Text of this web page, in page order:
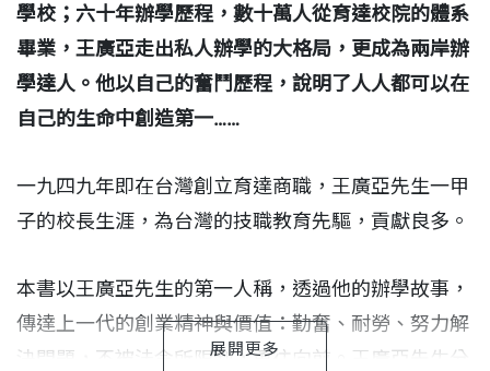
學校；六十年辦學歷程，數十萬人從育達校院的體系
畢業，王廣亞走出私人辦學的大格局，更成為兩岸辦
學達人。他以自己的奮鬥歷程，說明了人人都可以在
自己的生命中創造第一……
一九四九年即在台灣創立育達商職，王廣亞先生一甲
子的校長生涯，為台灣的技職教育先驅，貢獻良多。
本書以王廣亞先生的第一人稱，透過他的辦學故事，
傳達上一代的創業精神與價值：勤奮、耐勞、努力解
決問題，不被法令所限制，勇往向前。王廣亞先生分